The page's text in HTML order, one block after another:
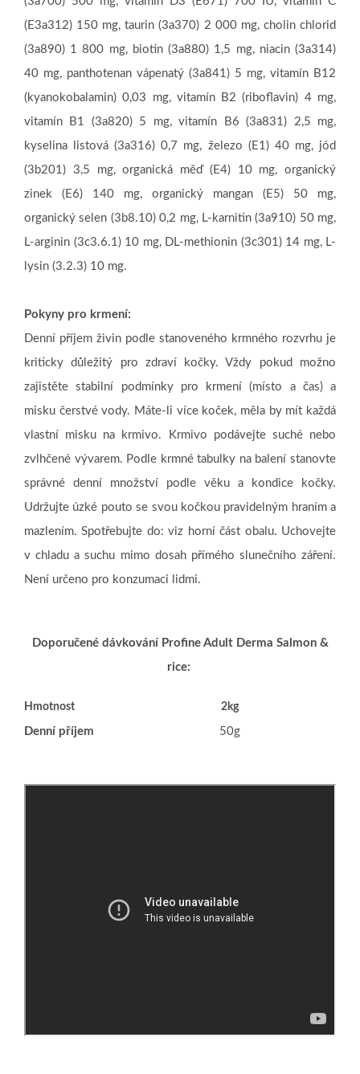
(E3a312) 150 mg, taurin (3a370) 2 000 mg, cholin chlorid
(3a890) 1 800 mg, biotin (3a880) 1,5 mg, niacin (3a314)
40 mg, panthotenan vápenatý (3a841) 5 mg, vitamín B12
(kyanokobalamin) 0,03 mg, vitamín B2 (riboflavin) 4 mg,
vitamín B1 (3a820) 5 mg, vitamín B6 (3a831) 2,5 mg,
kyselina listová (3a316) 0,7 mg, železo (E1) 40 mg, jód
(3b201) 3,5 mg, organická měď (E4) 10 mg, organický
zinek (E6) 140 mg, organický mangan (E5) 50 mg,
organický selen (3b8.10) 0,2 mg, L-karnitin (3a910) 50 mg,
L-arginin (3c3.6.1) 10 mg, DL-methionin (3c301) 14 mg, L-
lysin (3.2.3) 10 mg.
Pokyny pro krmení:
Denní příjem živin podle stanoveného krmného rozvrhu je
kriticky důležitý pro zdraví kočky. Vždy pokud možno
zajistěte stabilní podmínky pro krmení (místo a čas) a
misku čerstvé vody. Máte-li více koček, měla by mít každá
vlastní misku na krmivo. Krmivo podávejte suché nebo
zvlhčené vývarem. Podle krmné tabulky na balení stanovte
správné denní množství podle věku a kondice kočky.
Udržujte úzké pouto se svou kočkou pravidelným hraním a
mazlením. Spotřebujte do: viz horní část obalu. Uchovejte
v chladu a suchu mimo dosah přímého slunečního záření.
Není určeno pro konzumaci lidmi.
Doporučené dávkování Profine Adult Derma Salmon &
rice:
Hmotnost 2kg
Denní příjem 50g